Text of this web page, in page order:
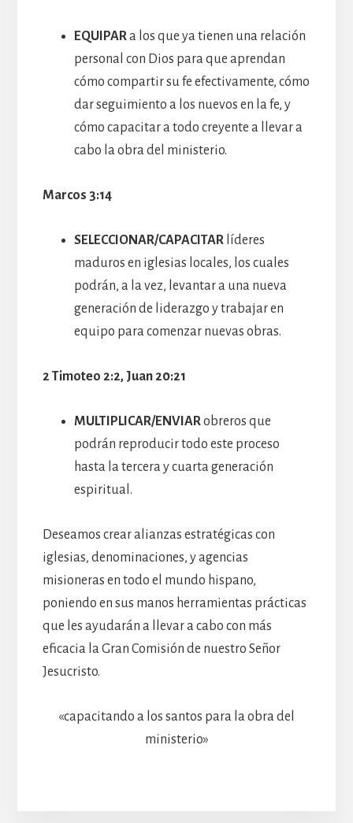
EQUIPARa los que ya tienen una relación
personal con Dios para que aprendan
cómo compartir su fe efectivamente, cómo
dar seguimiento a los nuevos en la fe, y
cómo capacitar a todo creyente a llevar a
cabo la obra del ministerio.
Marcos 3:14
SELECCIONAR/CAPACITARlíderes
maduros en iglesias locales, los cuales
podrán, a la vez, levantar a una nueva
generación de liderazgo y trabajar en
equipo para comenzar nuevas obras.
2 Timoteo 2:2, Juan 20:21
MULTIPLICAR/ENVIARobreros que
podrán reproducir todo este proceso
hasta la tercera y cuarta generación
espiritual.
Deseamos crear alianzas estratégicas con
iglesias, denominaciones, y agencias
misioneras en todo el mundo hispano,
poniendo en sus manos herramientas prácticas
que les ayudarán a llevar a cabo con más
eficacia la Gran Comisión de nuestro Señor
Jesucristo.
«capacitando a los santos para la obra del
ministerio»